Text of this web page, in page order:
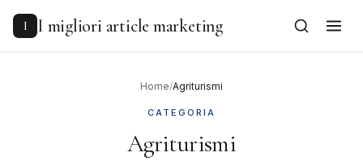
content
I I migliori article marketing
Home/Agriturismi
CATEGORIA
Agriturismi